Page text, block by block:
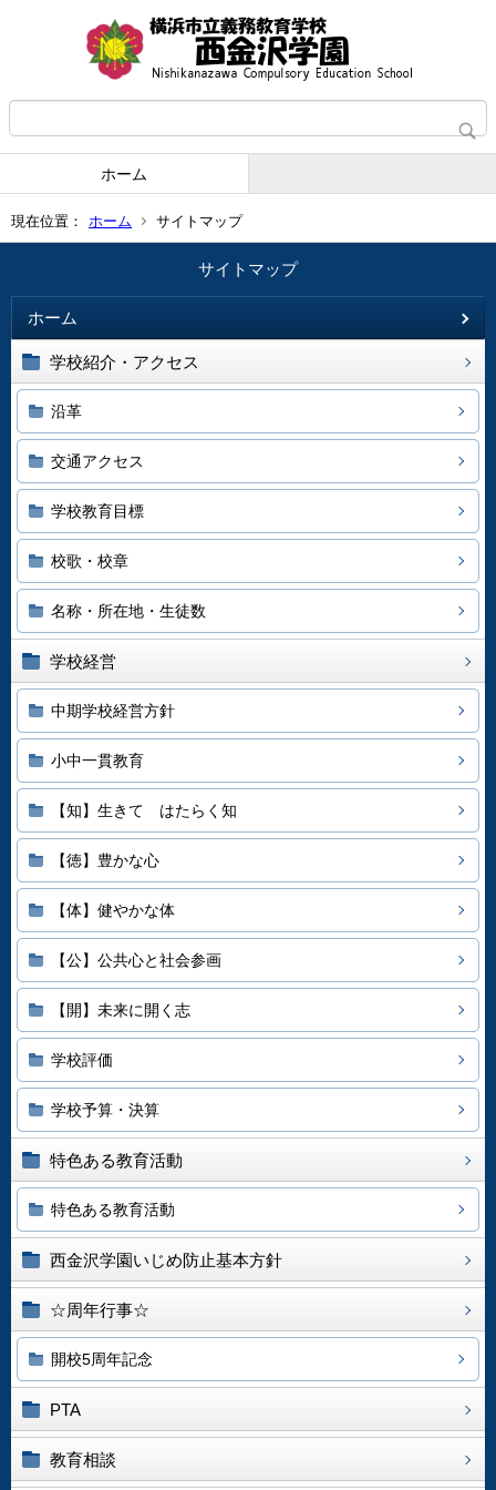
ホーム
現在位置： ホーム サイトマップ
サイトマップ
ホーム
学校紹介・アクセス
沿革
交通アクセス
学校教育目標
校歌・校章
名称・所在地・生徒数
学校経営
中期学校経営方針
小中一貫教育
【知】生きて はたらく知
【徳】豊かな心
【体】健やかな体
【公】公共心と社会参画
【開】未来に開く志
学校評価
学校予算・決算
特色ある教育活動
特色ある教育活動
西金沢学園いじめ防止基本方針
☆周年行事☆
開校5周年記念
PTA
教育相談